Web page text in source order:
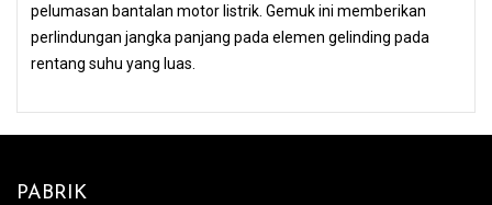
pelumasan bantalan motor listrik. Gemuk ini memberikan
perlindungan jangka panjang pada elemen gelinding pada
rentang suhu yang luas.
PABRIK